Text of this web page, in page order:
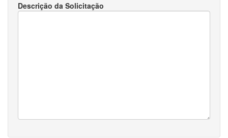
Descrição da Solicitação